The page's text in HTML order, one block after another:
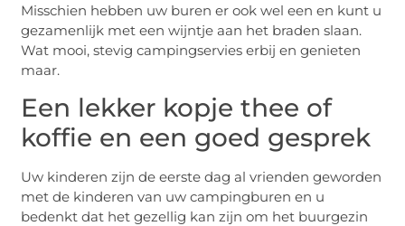
Misschien hebben uw buren er ook wel een en kunt u
gezamenlijk met een wijntje aan het braden slaan.
Wat mooi, stevig campingservies erbij en genieten
maar.
Een lekker kopje thee of
koffie en een goed gesprek
Uw kinderen zijn de eerste dag al vrienden geworden
met de kinderen van uw campingburen en u
bedenkt dat het gezellig kan zijn om het buurgezin